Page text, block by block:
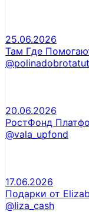
25.06.2026
Там Где
@polinadobrotatut
20.06.2026
РостФонд
@vala_upfond
17.06.2026
Подарки от
@Iiza_cash